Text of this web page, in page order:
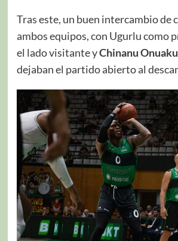
Tras este, un buen intercambio de
ambos equipos, con Ugurlu como
el lado visitante yChinanu Onuaku
dejaban el partido abierto al